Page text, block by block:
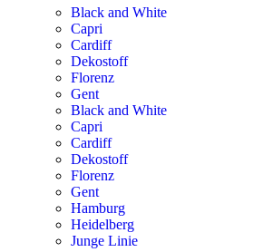
Black and White
Capri
Cardiff
Dekostoff
Florenz
Gent
Black and White
Capri
Cardiff
Dekostoff
Florenz
Gent
Hamburg
Heidelberg
Junge Linie